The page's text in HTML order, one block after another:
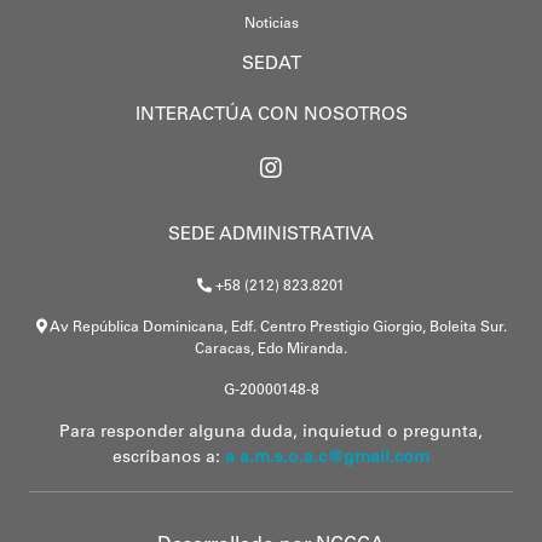
Noticias
SEDAT
INTERACTÚA CON NOSOTROS
SEDE ADMINISTRATIVA
+58 (212) 823.8201
Av República Dominicana, Edf. Centro Prestigio Giorgio, Boleita Sur.
Caracas, Edo Miranda.
G-20000148-8
Para responder alguna duda, inquietud o pregunta,
escríbanos a: a a.m.s.o.a.c@gmail.com